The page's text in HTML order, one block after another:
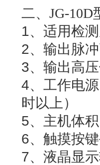
二、 JG-10D
1、适用检
2、输出脉
3、输出高
4、工作电
时以上）
5、主机体
6、触摸按
7、液晶显